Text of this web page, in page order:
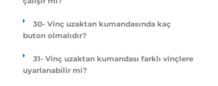
30- Vinç uzaktan kumandasında kaç
buton olmalıdır?
31- Vinç uzaktan kumandası farklı vinçlere
uyarlanabilir mi?